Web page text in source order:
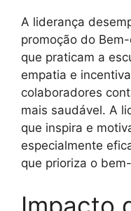
A liderança
promoção do
que praticam a
empatia e
colaboradores
mais saudável. A
que inspira e
especialmente
que prioriza o
Impacto